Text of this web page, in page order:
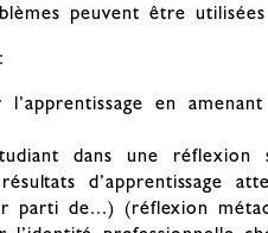
peuvent être
l’apprentissage en
dans une
d’apprentissage
parti de...) (réflexion